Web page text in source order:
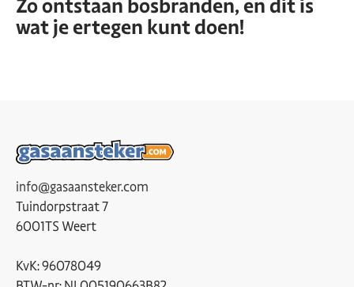
Zo ontstaan bosbranden, en dit is
wat je ertegen kunt doen!
info@gasaansteker.com
Tuindorpstraat 7
6001TS Weert
KvK: 96078049